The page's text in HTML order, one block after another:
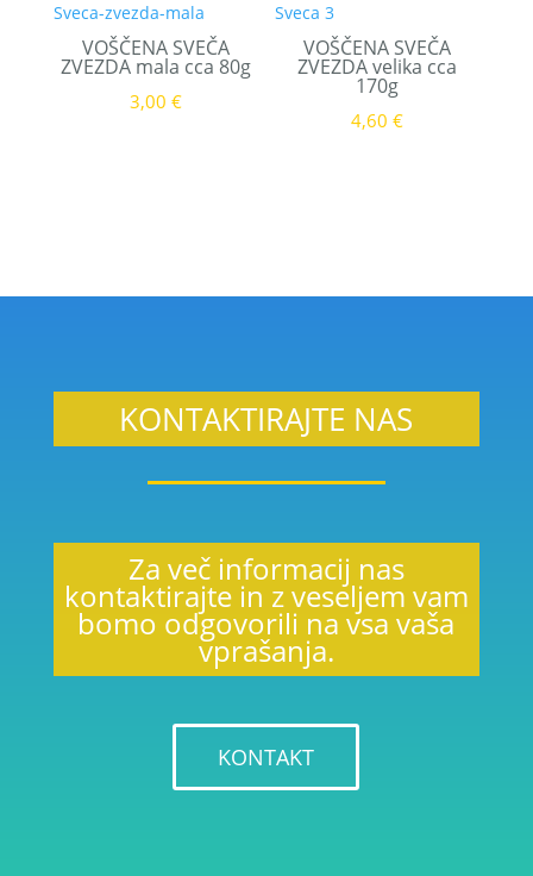
VOŠČENA SVEČA
ZVEZDA mala cca 80g
3,00 €
VOŠČENA SVEČA
ZVEZDA velika cca
170g
4,60€
KONTAKTIRAJTE NAS
Za več informacij nas
kontaktirajte in z veseljem vam
bomo odgovorili na vsa vaša
vprašanja.
KONTAKT